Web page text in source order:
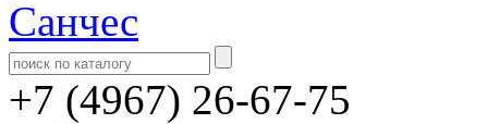
+7 (4967) 26-67-75